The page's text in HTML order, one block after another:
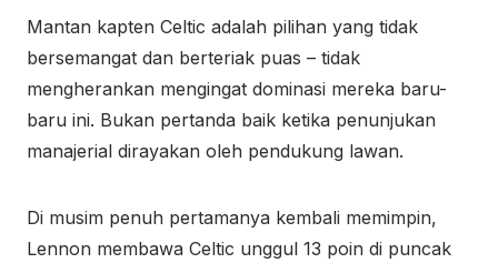
Mantan kapten Celtic adalah pilihan yang tidak
bersemangat dan berteriak puas – tidak
mengherankan mengingat dominasi mereka baru-
baru ini. Bukan pertanda baik ketika penunjukan
manajerial dirayakan oleh pendukung lawan.
Di musim penuh pertamanya kembali memimpin,
Lennon membawa Celtic unggul 13 poin di puncak